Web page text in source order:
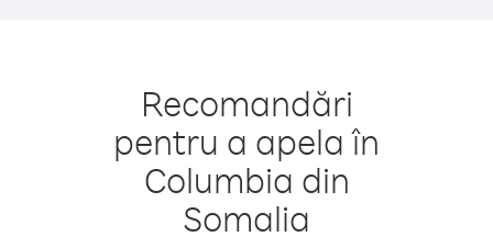
Recomandări
pentru a apela în
Columbia din
Somalia